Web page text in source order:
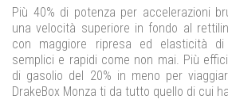
Più 40% di potenza per accelerazioni
una velocità superiore in fondo al
con maggiore ripresa ed elasticità
semplici e rapidi come non mai. Più
di gasolio del 20% in meno per
DrakeBox Monza ti da tutto quello di cui